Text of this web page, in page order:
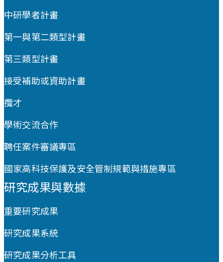
中研學者計畫
第一與第二類型計畫
第三類型計畫
接受補助或資助計畫
攬才
學術交流合作
聘任案件審議專區
國家高科技保護及安全管制規範與措施專區
研究成果與數據
重要研究成果
研究成果系統
研究成果分析工具